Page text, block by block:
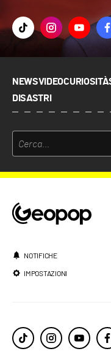
NEWSVIDEOCURIOSITÀ
DISASTRI
NOTIFICHE
IMPOSTAZIONI